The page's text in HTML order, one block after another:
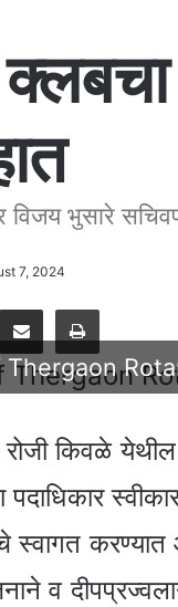
विजय भुसारे
7, 2024
Share via EmailPrint
किवळे
स्वागत करण्यात
व